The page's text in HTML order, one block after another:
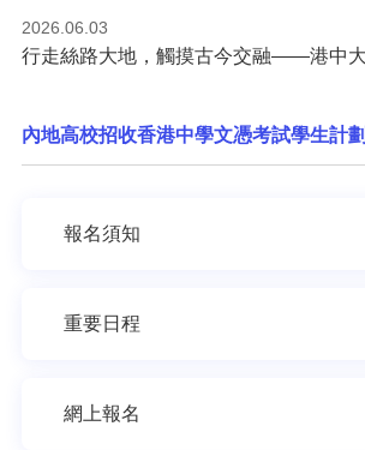
2026.06.03
內地高校招收香港中學文憑考試學生計劃
報名須知
重要日程
網上報名